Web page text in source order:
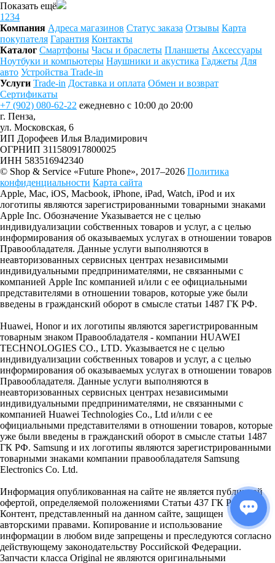
Показать ещё
1 234
Компания Адреса магазинов Статус заказа Отзывы Карта
покупателя Гарантия Контакты
Каталог Смартфоны Часы и браслеты Планшеты Аксессуары
Ноутбуки и компьютеры Наушники и акустика Гаджеты Для
авто Устройства Trade-in
Услуги Trade-in Доставка и оплата Обмен и возврат
Сертификаты
+7 (902) 080-62-22 ежедневно с 10:00 до 20:00
г. Пенза,
ул. Московская, 6
ИП Дорофеев Илья Владимирович
ОГРНИП 311580917800025
ИНН 583516942340
© Shop & Service «Future Phone», 2017–2026 Политика
конфиденциальности Карта сайта
Apple, Mac, iOS, Macbook, iPhone, iPad, Watch, iPod и их
логотипы являются зарегистрированными товарными знаками
Apple Inc. Обозначение Указывается не с целью
индивидуализации собственных товаров и услуг, а с целью
информирования об оказываемых услугах в отношении товаров
Правообладателя. Данные услуги выполняются в
неавторизованных сервисных центрах независимыми
индивидуальными предпринимателями, не связанными с
компанией Apple Inc компанией и/или с ее официальными
представителями в отношении товаров, которые уже были
введены в гражданский оборот в смысле статьи 1487 ГК РФ.
Huawei, Honor и их логотипы являются зарегистрированным
товарным знаком Правообладателя - компании HUAWEI
TECHNOLOGIES CO., LTD. Указывается не с целью
индивидуализации собственных товаров и услуг, а с целью
информирования об оказываемых услугах в отношении товаров
Правообладателя. Данные услуги выполняются в
неавторизованных сервисных центрах независимыми
индивидуальными предпринимателями, не связанными с
компанией Huawei Technologies Co., Ltd и/или с ее
официальными представителями в отношении товаров, которые
уже были введены в гражданский оборот в смысле статьи 1487
ГК РФ. Samsung и их логотипы являются зарегистрированными
товарными знаками компании правообладателя Samsung
Electronics Co. Ltd.
Информация опубликованная на сайте не является публичной
офертой, определяемой положениями Статьи 437 ГК РФ.
Контент, представленный на данном сайте, защищен
авторскими правами. Копирование и использование
информации в любом виде запрещены и преследуются согласно
действующему законодательству Российской Федерации.
Запчасти класса Original не являются оригинальными